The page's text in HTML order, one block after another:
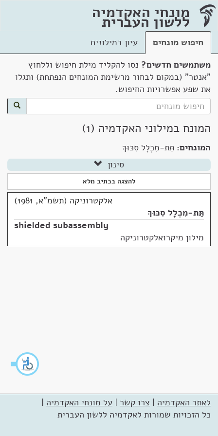
מונחי האקדמיה
ללשון העברית
חיפוש מונחים
עיון במילונים
משתמשים חדשים? נסו להקליד מילת חיפוש וללחוץ
"אנטר" (במקום לבחור מרשימת המונחים הנפתחת) ותגלו
את שפע אפשרויות החיפוש.
המונח במילוני האקדמיה (1)
המונחים: תַּת-מִכְלָל סִכּוּךְ
סינון
להצגה בכתיב מלא
אלקטרוניקה (תשמ"א, 1981)
תַּת-מִכְלָל סִכּוּךְ
shielded subassembly
מילון מיקרואלקטרוניקה
לאתר האקדמיה | צרו קשר | על מונחי האקדמיה |
כל הזכויות שמורות לאקדמיה ללשון העברית